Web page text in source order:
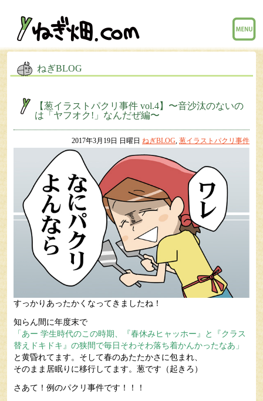
menu
ねぎBLOG
【葱イラストパクリ事件 vol.4】〜音沙汰のないの
は「ヤフオク!」なんだぜ編〜
2017年3月19日 日曜日 ねぎBLOG, 葱イラストパクリ事件
すっかりあったかくなってきましたね！
知らん間に年度末で
「あー 学生時代のこの時期、『春休みヒャッホー』と『クラス
替えドキドキ』の狭間で毎日そわそわ落ち着かんかったなあ」
と黄昏れてます。そして春のあたたかさに包まれ、
そのまま居眠りに移行してます。葱です（起きろ）
さあて！例のパクリ事件です！！！